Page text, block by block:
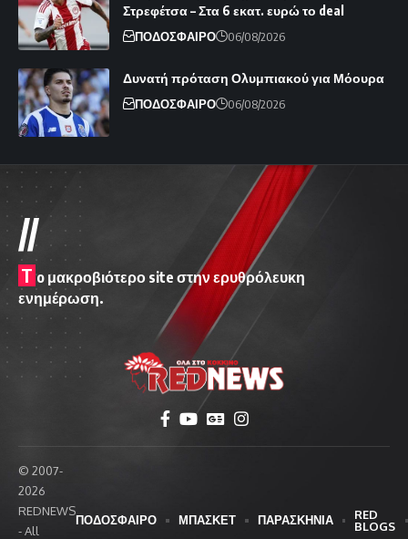
Στρεφέτσα – Στα 6 εκατ. ευρώ το deal
ΠΟΔΟΣΦΑΙΡΟ 06/08/2026
Δυνατή πρόταση Ολυμπιακού για Μόουρα
ΠΟΔΟΣΦΑΙΡΟ 06/08/2026
//
T o μακροβιότερο site στην ερυθρόλευκη
ενημέρωση.
© 2007-
2026
REDNEWS
- All
ΠΟΔΟΣΦΑΙΡΟ ΜΠΑΣΚΕΤ ΠΑΡΑΣΚΗΝΙΑ
RED
BLOGS